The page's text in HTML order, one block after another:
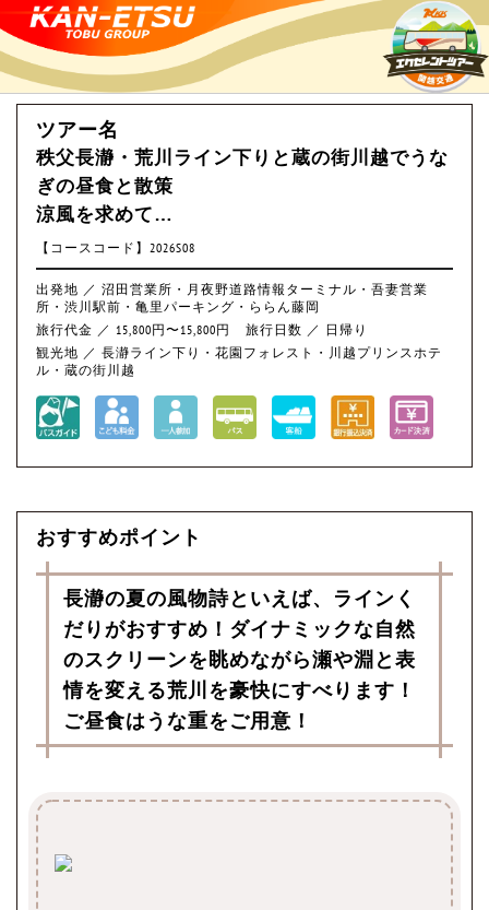
ツアー名
秩父長瀞・荒川ライン下りと蔵の街川越でうな
ぎの昼食と散策
涼風を求めて…
【コースコード】2026S08
出発地 ／ 沼田営業所・月夜野道路情報ターミナル・吾妻営業
所・渋川駅前・亀里パーキング・ららん藤岡
旅行代金 ／ 15,800円〜15,800円
旅行日数 ／ 日帰り
観光地 ／ 長瀞ライン下り・花園フォレスト・川越プリンスホテ
ル・蔵の街川越
おすすめポイント
長瀞の夏の風物詩といえば、ラインく
だりがおすすめ！ダイナミックな自然
のスクリーンを眺めながら瀬や淵と表
情を変える荒川を豪快にすべります！
ご昼食はうな重をご用意！